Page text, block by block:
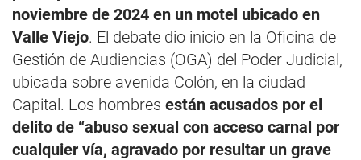
noviembre de 2024 en un motel ubicado en
Valle Viejo. El debate dio inicio en la Oficina de
Gestión de Audiencias (OGA) del Poder Judicial,
ubicada sobre avenida Colón, en la ciudad
Capital. Los hombres están acusados por el
delito de “abuso sexual con acceso carnal por
cualquier vía, agravado por resultar un grave